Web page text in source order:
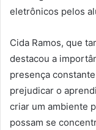
eletrônicos pelos
Cida Ramos, que
destacou a
presença
prejudicar o
criar um ambiente
possam se